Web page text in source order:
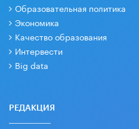
Образовательная политика
Экономика
Качество образования
Интервести
Big data
РЕДАКЦИЯ